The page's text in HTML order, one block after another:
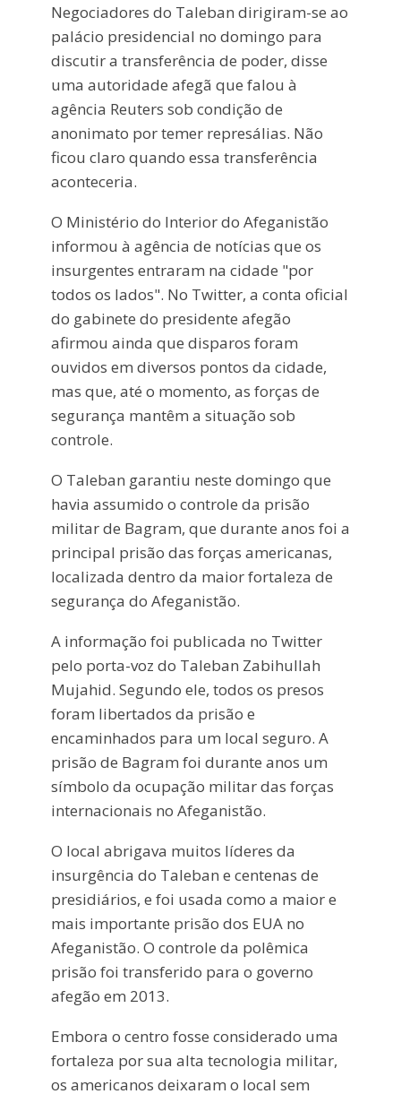
Negociadores do Taleban dirigiram-se ao
palácio presidencial no domingo para
discutir a transferência de poder, disse
uma autoridade afegã que falou à
agência Reuters sob condição de
anonimato por temer represálias. Não
ficou claro quando essa transferência
aconteceria.
O Ministério do Interior do Afeganistão
informou à agência de notícias que os
insurgentes entraram na cidade "por
todos os lados". No Twitter, a conta oficial
do gabinete do presidente afegão
afirmou ainda que disparos foram
ouvidos em diversos pontos da cidade,
mas que, até o momento, as forças de
segurança mantêm a situação sob
controle.
O Taleban garantiu neste domingo que
havia assumido o controle da prisão
militar de Bagram, que durante anos foi a
principal prisão das forças americanas,
localizada dentro da maior fortaleza de
segurança do Afeganistão.
A informação foi publicada no Twitter
pelo porta-voz do Taleban Zabihullah
Mujahid. Segundo ele, todos os presos
foram libertados da prisão e
encaminhados para um local seguro. A
prisão de Bagram foi durante anos um
símbolo da ocupação militar das forças
internacionais no Afeganistão.
O local abrigava muitos líderes da
insurgência do Taleban e centenas de
presidiários, e foi usada como a maior e
mais importante prisão dos EUA no
Afeganistão. O controle da polêmica
prisão foi transferido para o governo
afegão em 2013.
Embora o centro fosse considerado uma
fortaleza por sua alta tecnologia militar,
os americanos deixaram o local sem